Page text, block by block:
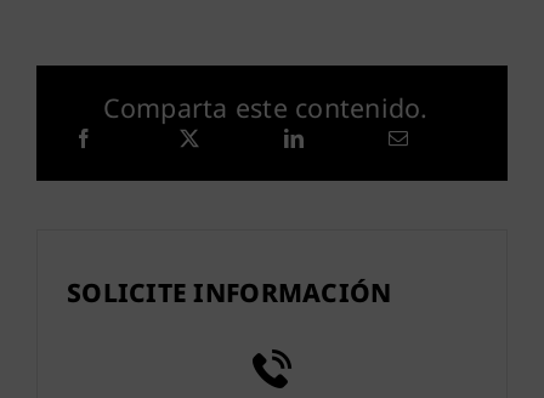
Comparta este contenido.
SOLICITE INFORMACIÓN